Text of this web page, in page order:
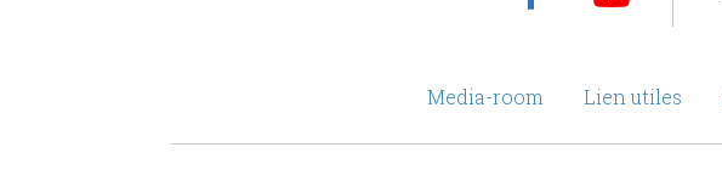
Media-room Lien utiles